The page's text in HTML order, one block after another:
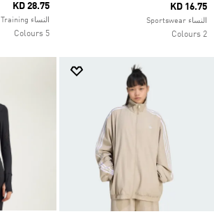
KD 16.75
النساء Sportswear
2 Colours
KD 28.75
النساء Gym & Training
5 Colours